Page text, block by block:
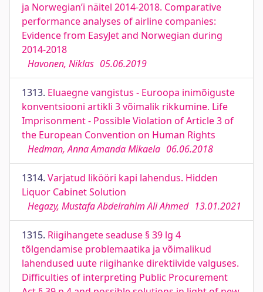
ja Norwegian’i näitel 2014-2018. Comparative
performance analyses of airline companies:
Evidence from EasyJet and Norwegian during
2014-2018
Havonen, Niklas 05.06.2019
1313. Eluaegne vangistus - Euroopa inimõiguste
konventsiooni artikli 3 võimalik rikkumine. Life
Imprisonment - Possible Violation of Article 3 of
the European Convention on Human Rights
Hedman, Anna Amanda Mikaela 06.06.2018
1314. Varjatud likööri kapi lahendus. Hidden
Liquor Cabinet Solution
Hegazy, Mustafa Abdelrahim Ali Ahmed 13.01.2021
1315. Riigihangete seaduse § 39 lg 4
tõlgendamise problemaatika ja võimalikud
lahendused uute riigihanke direktiivide valguses.
Difficulties of interpreting Public Procurement